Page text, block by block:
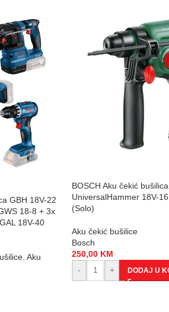
GBH 18V-22
18-8 + 3x
18V-40
Aku
BOSCH Aku čekić
UniversalHammer 18V-
(Solo)
Aku čekić bušilice
Bosch
250,00 KM
-
+ DODAJ U